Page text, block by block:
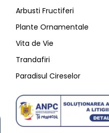
Arbusti Fructiferi
Plante Ornamentale
Vita de Vie
Trandafiri
Paradisul Cireselor